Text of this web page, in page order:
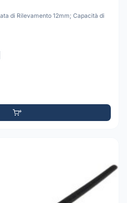
di Rilevamento 12mm; Capacità di